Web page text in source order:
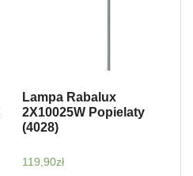
Lampa Rabalux
2X10025W Popielaty
(4028)
119,90zł